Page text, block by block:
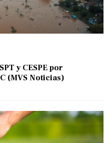
y CESPE por
(MVS Noticias)